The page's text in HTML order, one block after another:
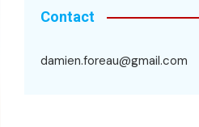
Contact
damien.foreau@gmail.com